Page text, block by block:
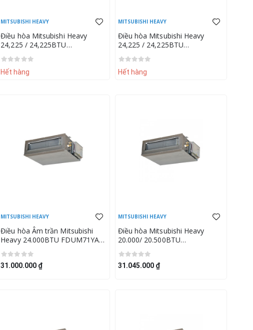
MITSUBISHI HEAVY
Điều hòa Mitsubishi Heavy
24,225 / 24,225BTU
T-PSA-5AW-E)
Hết hàng
MITSUBISHI HEAVY
Điều hòa Mitsubishi Heavy
24,225 / 24,225BTU
T-PSA-5AW-E)
Hết hàng
MITSUBISHI HEAVY
Điều hòa Âm trần Mitsubishi
Heavy 24.000BTU FDUM71YA-
31.000.000 ₫
MITSUBISHI HEAVY
Điều hòa Mitsubishi Heavy
20.000/ 20.500BTU
31.045.000 ₫